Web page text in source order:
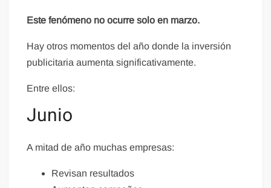
Este fenómeno no ocurre solo en marzo.
Hay otros momentos del año donde la inversión
publicitaria aumenta significativamente.
Entre ellos:
Junio
A mitad de año muchas empresas:
Revisan resultados